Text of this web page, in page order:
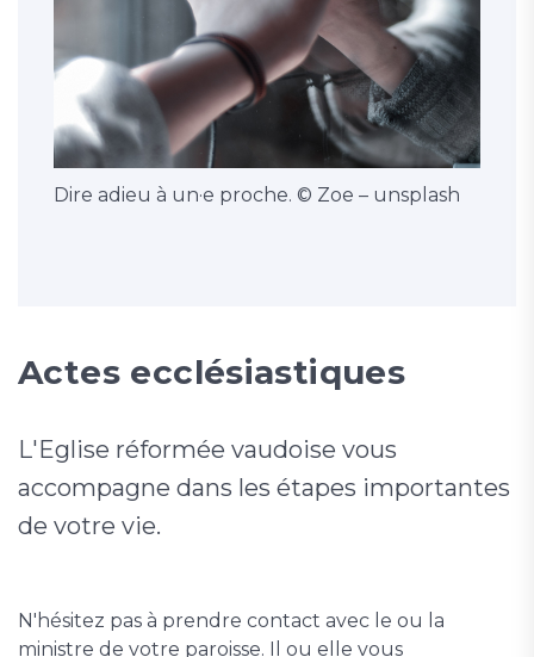
Dire adieu à un·e proche. © Zoe – unsplash
Actes ecclésiastiques
L'Eglise réformée vaudoise vous
accompagne dans les étapes importantes
de votre vie.
N'hésitez pas à prendre contact avec le ou la
ministre de votre paroisse. Il ou elle vous